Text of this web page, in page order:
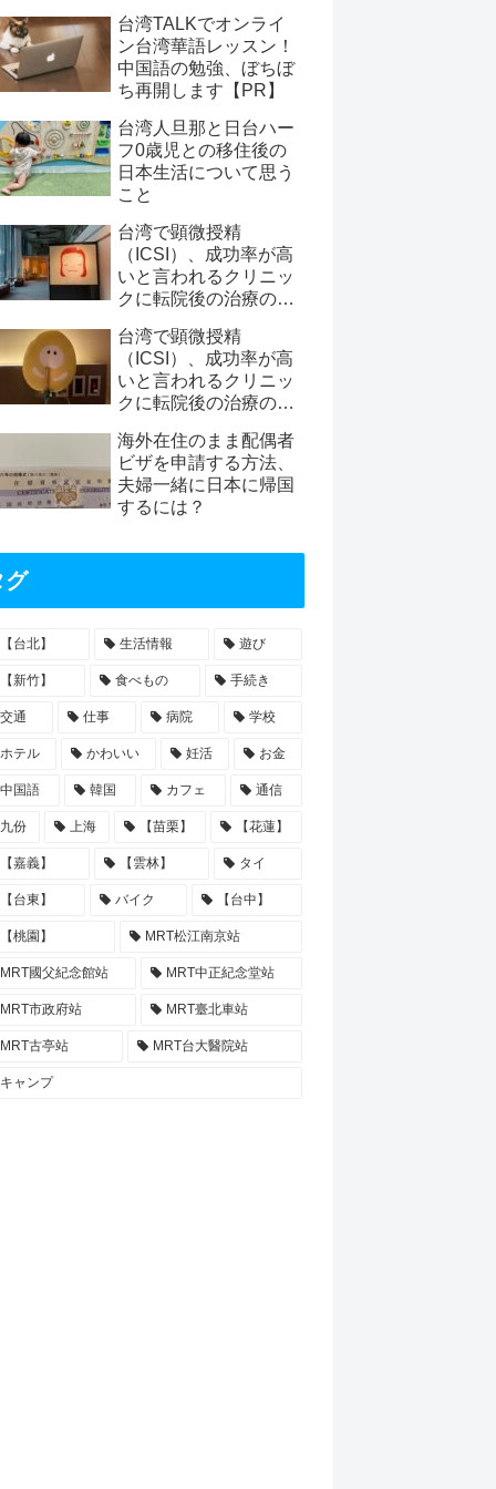
台湾TALKでオンライ
ン台湾華語レッスン！
中国語の勉強、ぼちぼ
ち再開します【PR】
台湾人旦那と日台ハー
フ0歳児との移住後の
日本生活について思う
こと
台湾で顕微授精
（ICSI）、成功率が高
いと言われるクリニッ
クに転院後の治療の記
半～ERAと移植】
台湾で顕微授精
（ICSI）、成功率が高
いと言われるクリニッ
クに転院後の治療の記
半～採卵まで】
海外在住のまま配偶者
ビザを申請する方法、
夫婦一緒に日本に帰国
するには？
グ
【台北】 生活情報 遊び
【新竹】 食べもの 手続き
交通 仕事 病院 学校
ホテル かわいい 妊活 お金
中国語 韓国 カフェ 通信
九份 上海 【苗栗】 【花蓮】
【嘉義】 【雲林】 タイ
【台東】 バイク 【台中】
【桃園】 MRT松江南京站
MRT國父紀念館站 MRT中正紀念堂站
MRT市政府站 MRT臺北車站
MRT古亭站 MRT台大醫院站
キャンプ